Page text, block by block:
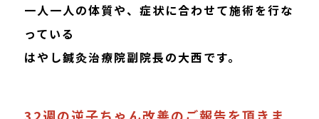
一人一人の体質や、症状に合わせて施術を行な
っている
はやし鍼灸治療院副院長の大西です。